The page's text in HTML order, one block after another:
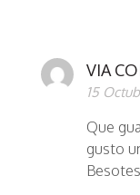
VIA
15
Que
gusto